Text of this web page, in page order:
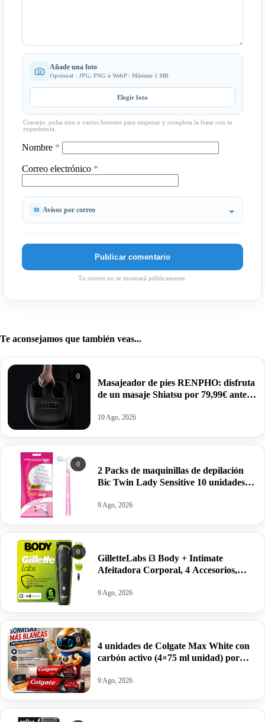
Añade una foto
Opcional · JPG, PNG o WebP · Máximo 1 MB
Elegir foto
Consejo: pulsa uno o varios botones para empezar y completa la frase con tu
experiencia.
Nombre *
Correo electrónico *
Avisos por correo
Tu correo no se mostrará públicamente.
Te aconsejamos que también veas...
0
Masajeador de pies RENPHO: disfruta
de un masaje Shiatsu por 79,99€ antes
10 Ago, 2026
0
2 Packs de maquinillas de depilación
Bic Twin Lady Sensitive 10 unidades
9 Ago, 2026
0
GilletteLabs i3 Body + Intimate
Afeitadora Corporal, 4 Accesorios,
9 Ago, 2026
0
4 unidades de Colgate Max White con
carbón activo (4×75 ml unidad) por
9 Ago, 2026